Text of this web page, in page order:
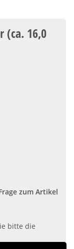
(ca. 16,0
zum Artikel
bitte die